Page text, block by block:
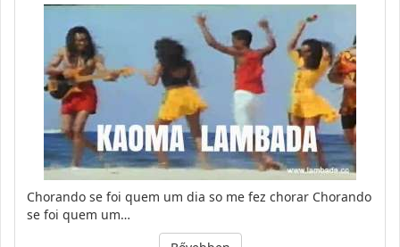
Chorando se foi quem um dia so me fez chorar Chorando
se foi quem um…